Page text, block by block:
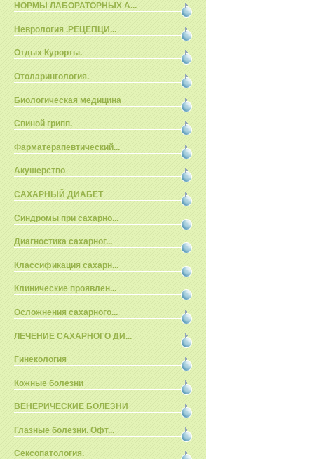
НОРМЫ ЛАБОРАТОРНЫХ А...
Неврология .РЕЦЕПЦИ...
Отдых Курорты.
Отоларингология.
Биологическая медицина
Свиной грипп.
Фарматерапевтический...
Акушерство
САХАРНЫЙ ДИАБЕТ
Синдромы при сахарно...
Диагностика сахарног...
Классификация сахарн...
Клинические проявлен...
Осложнения сахарного...
ЛЕЧЕНИЕ САХАРНОГО ДИ...
Гинекология
Кожные болезни
ВЕНЕРИЧЕСКИЕ БОЛЕЗНИ
Глазные болезни. Офт...
Сексопатология.